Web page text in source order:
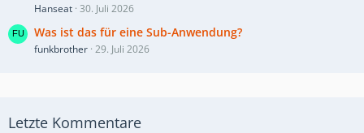
Hanseat 30. Juli 2026
Was ist das für eine Sub-Anwendung?
funkbrother 29. Juli 2026
Letzte Kommentare